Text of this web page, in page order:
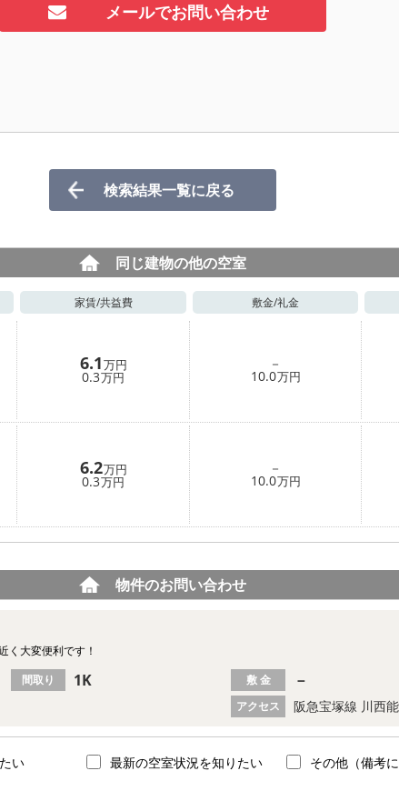
メールでお問い合わせ
検索結果一覧に戻る
同じ建物の他の空室
家賃/共益費 敷金/礼金
6.1万円
0.3万円
－
10.0万円
6.2万円
0.3万円
－
10.0万円
物件のお問い合わせ
く大変便利です！
アクセス 阪急宝塚線 川西
間取り 1K 敷 金 －
い 最新の空室状況を知りたい その他（備考